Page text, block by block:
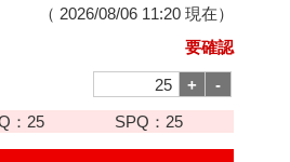
（ 2026/08/06 11:20 現在）
要確認
： 25 SPQ： 25